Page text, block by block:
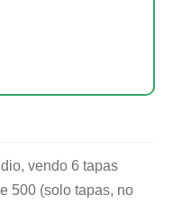
vendo 6 tapas
500 (solo tapas, no